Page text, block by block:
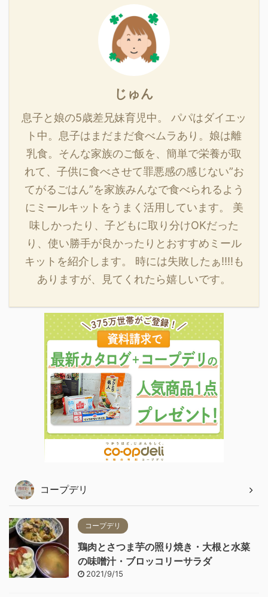
肉 油揚げ マイタケ 赤軸
水菜 埼玉県三芳町産赤軸
水菜使用！産直豚肉のは
りはり鍋の下ごしらえ 下
ごしらえ 水500mlを用意
24等分にカットしておき
軸水菜使用！産直豚肉の
はりはり鍋の作り方 作り
方 鍋 ...
じゅん
息子と娘の5歳差兄妹育児中。 パパはダイエッ
ト中。息子はまだまだ食べムラあり。娘は離
乳食。そんな家族のご飯を、簡単で栄養が取
れて、子供に食べさせて罪悪感の感じない”お
てがるごはん”を家族みんなで食べられるよう
にミールキットをうまく活用しています。 美
味しかったり、子どもに取り分けOKだった
り、使い勝手が良かったりとおすすめミール
キットを紹介します。 時には失敗したぁ‼‼も
ありますが、見てくれたら嬉しいです。
コープデリ
コープデリ
鶏肉とさつま芋の照り焼き・大根と水菜
の味噌汁・ブロッコリーサラダ
2021/9/15